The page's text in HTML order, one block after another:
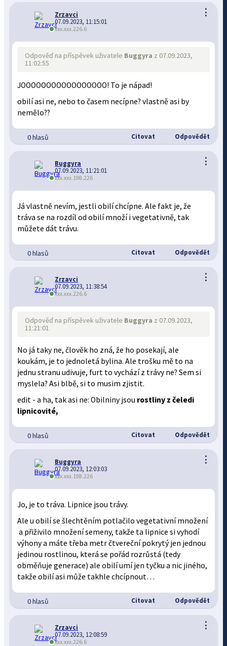
⋮
Zrzavci
07.09.2023, 11:15:01
xxx.xxx.226.6
Odpověď na příspěvek uživatele Buggyra z 07.09.2023,
11:02:55
JOOOOOOOOOOOOOOOOO! To je nápad!
obilí asi ne, nebo to časem necípne? vlastně asi by
nemělo??
0 hlasů Citovat Odpovědět
⋮
Buggyra
07.09.2023, 11:21:01
xxx.xxx.198.226
Já vlastně nevím, jestli obilí chcípne. Ale fakt je, že
tráva se na rozdíl od obilí množí i vegetativně, tak
můžete dát trávu.
0 hlasů Citovat Odpovědět
⋮
Zrzavci
07.09.2023, 11:38:54
xxx.xxx.226.6
Odpověď na příspěvek uživatele Buggyra z 07.09.2023,
11:21:01
No já taky ne, člověk ho zná, že ho posekají, ale
koukám, je to jednoletá bylina. Ale trošku mě to na
jednu stranu udivuje, furt to vychází z trávy ne? Sem si
myslela? Asi blbě, si to musim zjistit.
edit - a ha, tak asi ne: Obilniny jsou rostliny z čeledi
lipnicovité,
0 hlasů Citovat Odpovědět
⋮
Buggyra
07.09.2023, 12:03:03
xxx.xxx.198.226
Jo, je to tráva. Lipnice jsou trávy.
Ale u obilí se šlechtěním potlačilo vegetativní množení
a přiživilo množení semeny, takže ta lipnice si vyhodí
výhony a máte třeba metr čtvereční pokrytý jen jednou
jedinou rostlinou, která se pořád rozrůstá (tedy
obměňuje generace) ale obilí umí jen tyčku a nic jiného,
takže obilí asi může takhle chcípnout…
0 hlasů Citovat Odpovědět
⋮
Zrzavci
07.09.2023, 12:08:59
xxx.xxx.226.6